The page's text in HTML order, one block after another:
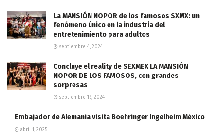
La MANSIÓN NOPOR de los famosos SXMX: un
fenómeno único en la industria del
entretenimiento para adultos
septiembre 4, 2024
Concluye el reality de SEXMEX LA MANSIÓN
NOPOR DE LOS FAMOSOS, con grandes
sorpresas
septiembre 16, 2024
Embajador de Alemania visita Boehringer Ingelheim México
abril 1, 2025